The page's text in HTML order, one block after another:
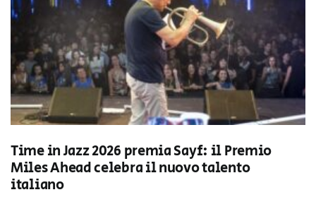
Time in Jazz 2026 premia Sayf: il Premio
Miles Ahead celebra il nuovo talento
italiano